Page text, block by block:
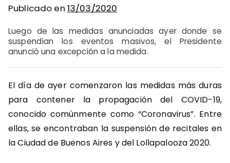
Publicado en 13/03/2020
Luego de las medidas anunciadas ayer donde se
suspendían los eventos masivos, el Presidente
anunció una excepción a la medida.
El día de ayer comenzaron las medidas más duras
para contener la propagación del COVID-19,
conocido comúnmente como “Coronavirus”. Entre
ellas, se encontraban la suspensión de recitales en
la Ciudad de Buenos Aires y del Lollapalooza 2020.